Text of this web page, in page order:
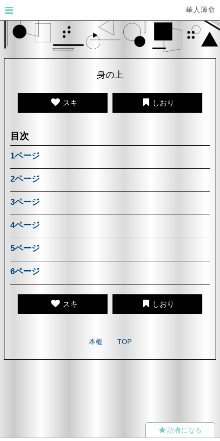
華人薄命
身の上
スキ しおり
目次
1ページ
2ページ
3ページ
4ページ
5ページ
6ページ
スキ しおり
本棚 TOP
読者になる